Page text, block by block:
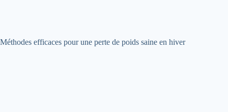
Méthodes efficaces pour une perte de poids saine en hiver